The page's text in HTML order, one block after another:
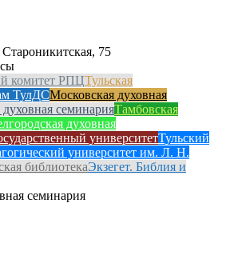
75
комитет РПЦТульская
ТулДСМосковская духовная
семинарияТамбовская
духовная
университетТульский
университет им. Л. Н.
библиотекаЭкзегет. Библия и
семинария